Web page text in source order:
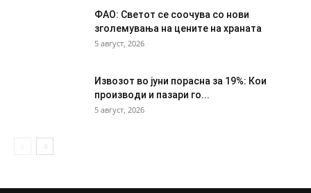
ФАО: Светот се соочува со нови
зголемувања на цените на храната
5 август, 2026
Извозот во јуни порасна за 19%: Кои
производи и пазари го...
5 август, 2026